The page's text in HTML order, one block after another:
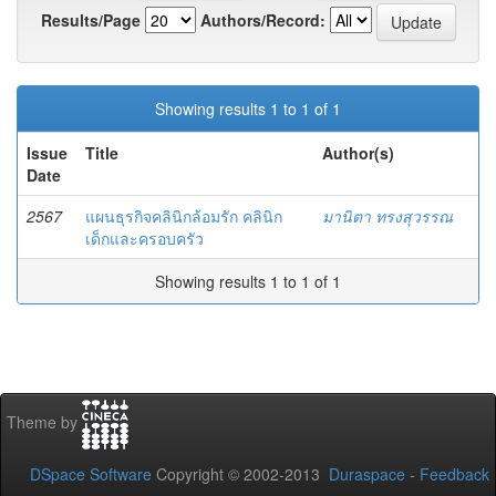
Results/Page
Authors/Record:
Showing results 1 to 1 of 1
Issue
Date
Title Author(s)
2567
แผนธุรกิจคลินิกล้อมรัก คลินิก
เด็กและครอบครัว
มานิตา ทรงสุวรรณ
Showing results 1 to 1 of 1
Theme by
DSpace Software Copyright © 2002-2013 Duraspace - Feedback